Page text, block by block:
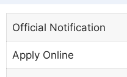
Official Notification
Apply Online